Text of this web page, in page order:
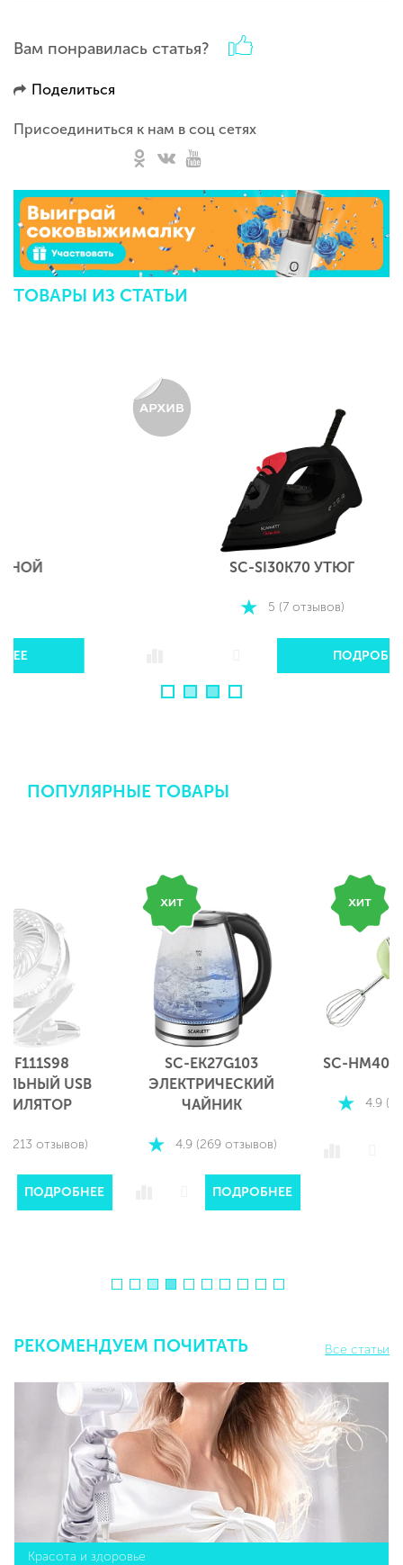
Вам понравилась статья?
Поделиться
Присоединиться к нам в соц сетях
ТОВАРЫ ИЗ СТАТЬИ
SC-SI30K70 УТЮГ
5 (7 отзывов)
ПОПУЛЯРНЫЕ ТОВАРЫ
SC-EK27G103
ЭЛЕКТРИЧЕСКИЙ
4.9 (269 отзывов)
SC-HM40S15 МИКСЕР
4.9 (1272 отзыва)
РЕКОМЕНДУЕМ ПОЧИТАТЬ Все статьи
Красота и здоровье